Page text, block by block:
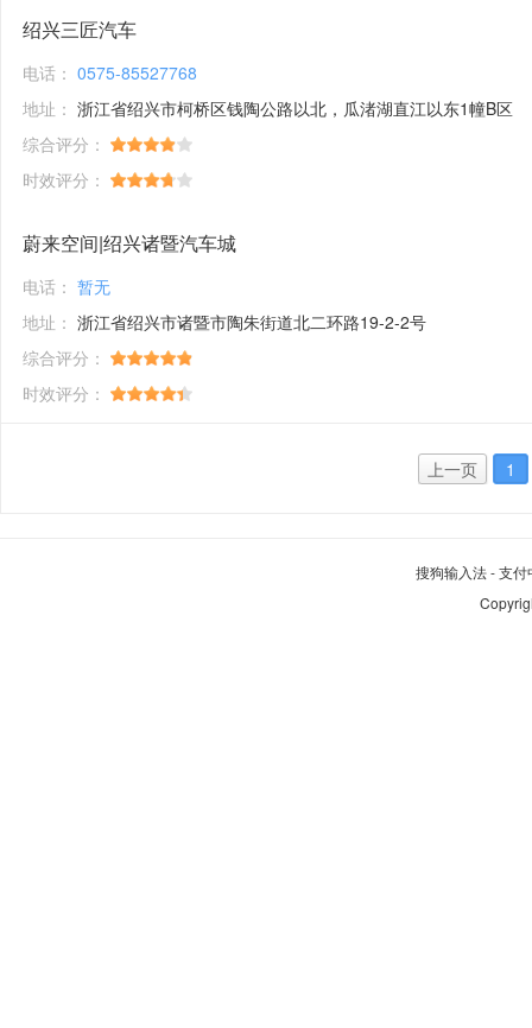
绍兴三匠汽车
电话： 0575-85527768
地址： 浙江省绍兴市柯桥区钱陶公路以北，瓜渚湖直江以东1幢B区
综合评分：
时效评分：
蔚来空间|绍兴诸暨汽车城
电话： 暂无
地址： 浙江省绍兴市诸暨市陶朱街道北二环路19-2-2号
综合评分：
时效评分：
上一页 1
搜狗输入法-支付